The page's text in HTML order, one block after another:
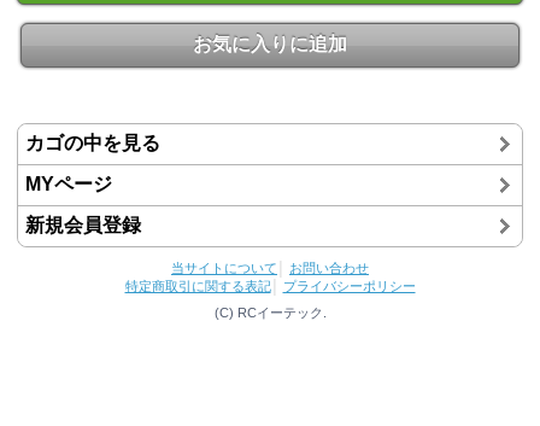
お気に入りに追加
カゴの中を見る
MYページ
新規会員登録
当サイトについて
お問い合わせ
特定商取引に関する表記│
プライバシーポリシー
(C) RCイーテック.